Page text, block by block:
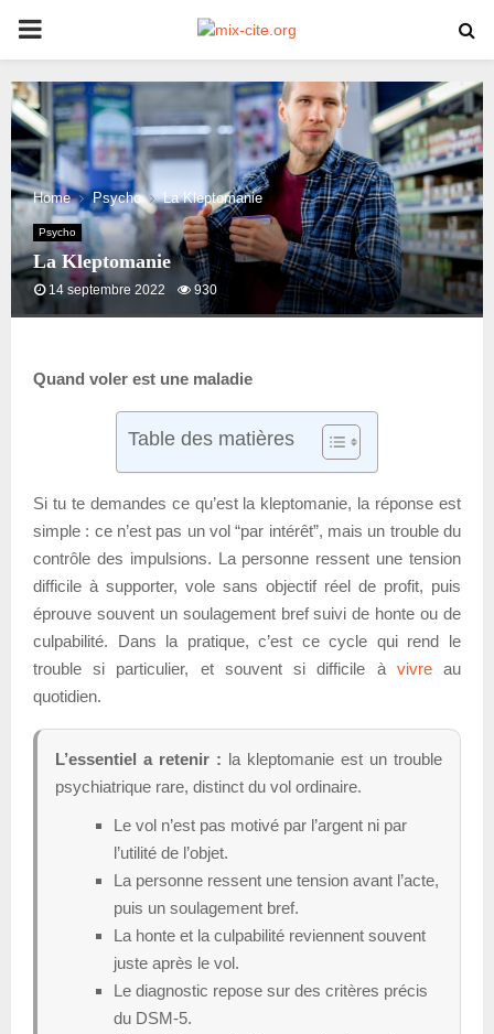
PRIMARY
MENU
Home Psycho La Kleptomanie
Psycho
La Kleptomanie
14 septembre 2022 930
Quand voler est une maladie
Table des matières
Si tu te demandes ce qu’est la kleptomanie, la réponse est
simple : ce n’est pas un vol “par intérêt”, mais un trouble du
contrôle des impulsions. La personne ressent une tension
difficile à supporter, vole sans objectif réel de profit, puis
éprouve souvent un soulagement bref suivi de honte ou de
culpabilité. Dans la pratique, c’est ce cycle qui rend le
trouble si particulier, et souvent si difficile à vivreau
quotidien.
L’essentiel a retenir : la kleptomanie est un trouble
psychiatrique rare, distinct du vol ordinaire.
Le vol n’est pas motivé par l’argent ni par
l’utilité de l’objet.
La personne ressent une tension avant l’acte,
puis un soulagement bref.
La honte et la culpabilité reviennent souvent
juste après le vol.
Le diagnostic repose sur des critères précis
du DSM-5.